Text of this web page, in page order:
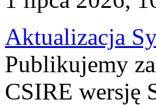
Aktualizacja
Publikujemy
CSIRE wersję